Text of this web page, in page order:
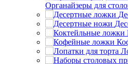
Органайзеры для